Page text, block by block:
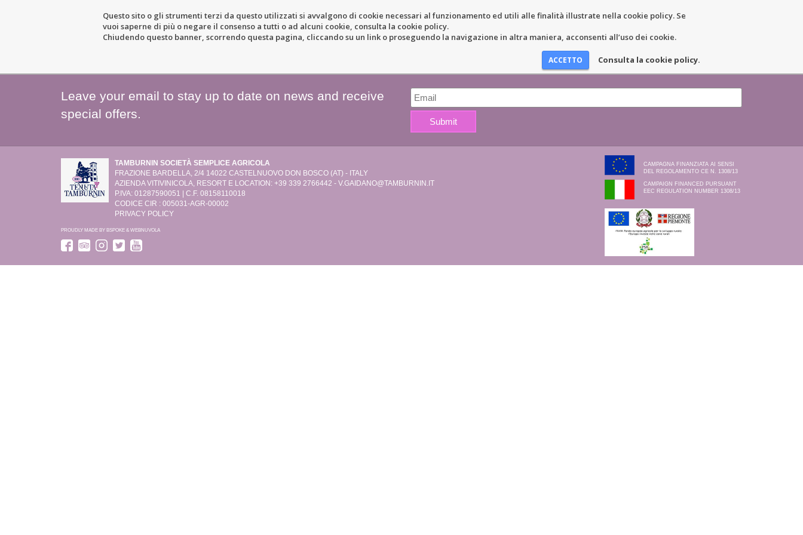
Questo sito o gli strumenti terzi da questo utilizzati si avvalgono di cookie necessari al funzionamento ed utili alle finalità illustrate nella cookie policy. Se
vuoi saperne di più o negare il consenso a tutti o ad alcuni cookie, consulta la cookie policy.
Chiudendo questo banner, scorrendo questa pagina, cliccando su un link o proseguendo la navigazione in altra maniera, acconsenti all’uso dei cookie.
Consulta la cookie policy.
THE ESTATE WINERY RESORT
Leave your email to stay up to date on news and receive
special offers.
TAMBURNIN SOCIETÀ SEMPLICE AGRICOLA
FRAZIONE BARDELLA, 2/4 14022 CASTELNUOVO DON BOSCO (AT) - ITALY
AZIENDA VITIVINICOLA, RESORT E LOCATION: +39 339 2766442 - V.GAIDANO@TAMBURNIN.IT
P.IVA: 01287590051 | C.F. 08158110018
CODICE CIR : 005031-AGR-00002
PRIVACY POLICY
PROUDLY MADE BY BSPOKE & WEBNUVOLA
CAMPAGNA FINANZIATA AI SENSI
DEL REGOLAMENTO CE N. 1308/13
CAMPAIGN FINANCED PURSUANT
EEC REGULATION NUMBER 1308/13